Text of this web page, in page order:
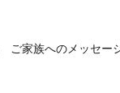
ご家族へのメッセー